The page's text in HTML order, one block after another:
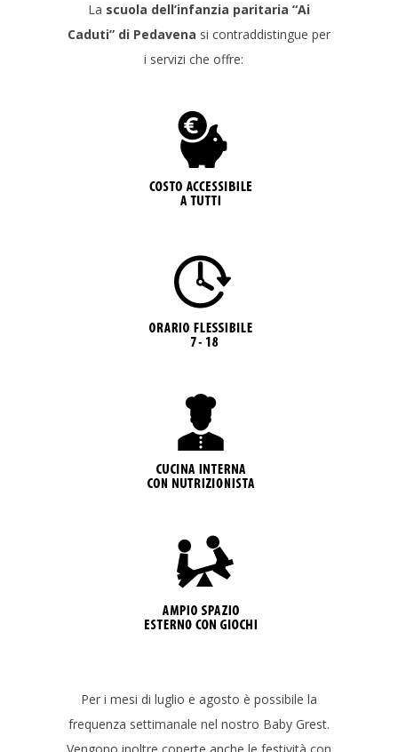
La scuola dell’infanzia paritaria “Ai
Caduti” di Pedavena si contraddistingue per
i servizi che offre:
Per i mesi di luglio e agosto è possibile la
frequenza settimanale nel nostro Baby Grest.